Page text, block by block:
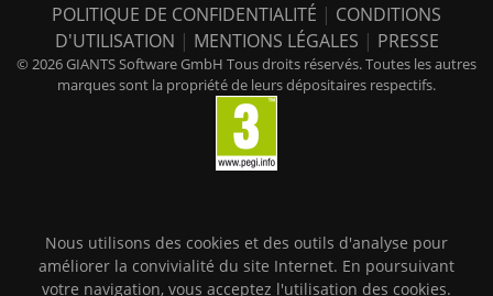
POLITIQUE DE CONFIDENTIALITÉ | CONDITIONS
D'UTILISATION | MENTIONS LÉGALES | PRESSE
© 2026 GIANTS Software GmbH Tous droits réservés. Toutes les autres
marques sont la propriété de leurs dépositaires respectifs.
Nous utilisons des cookies et des outils d'analyse pour
améliorer la convivialité du site Internet. En poursuivant
votre navigation, vous acceptez l'utilisation des cookies.